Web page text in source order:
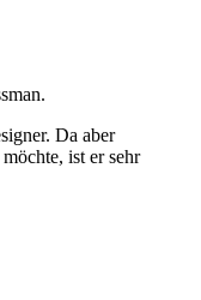
Da aber
ist er sehr